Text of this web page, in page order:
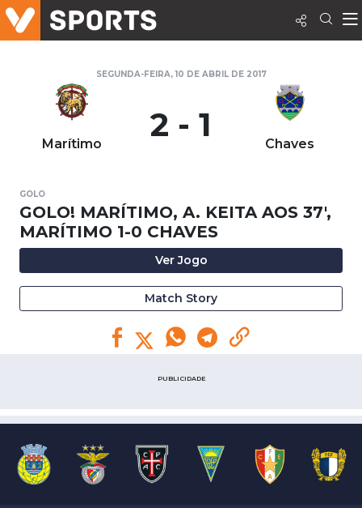
SEGUNDA-FEIRA, 10 DE ABRIL DE 2017
Marítimo 2 - 1 Chaves
GOLO
GOLO! MARÍTIMO, A. KEITA AOS 37',
MARÍTIMO 1-0 CHAVES
Ver Jogo
Match Story
PUBLICIDADE